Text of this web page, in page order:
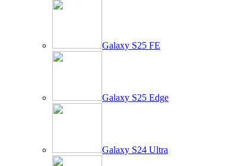
Galaxy S25 FE
Galaxy S25 Edge
Galaxy S24 Ultra